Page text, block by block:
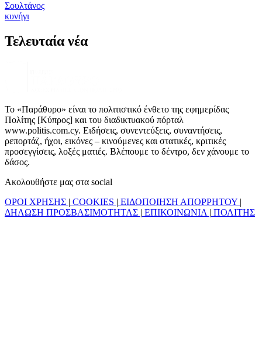
Σουλτάνος
κυνήγι
Τελευταία νέα
Το «Παράθυρο» είναι το πολιτιστικό ένθετο της εφημερίδας
Πολίτης [Κύπρος] και του διαδικτυακού πόρταλ
www.politis.com.cy. Ειδήσεις, συνεντεύξεις, συναντήσεις,
ρεπορτάζ, ήχοι, εικόνες – κινούμενες και στατικές, κριτικές
προσεγγίσεις, λοξές ματιές. Βλέπουμε το δέντρο, δεν χάνουμε το
δάσος.
Ακολουθήστε μας στα social
ΟΡΟΙ ΧΡΗΣΗΣ | COOKIES | ΕΙΔΟΠΟΙΗΣΗ ΑΠΟΡΡΗΤΟΥ |
ΔΗΛΩΣΗ ΠΡΟΣΒΑΣΙΜΟΤΗΤΑΣ | ΕΠΙΚΟΙΝΩΝΙΑ | ΠΟΛΙΤΗΣ